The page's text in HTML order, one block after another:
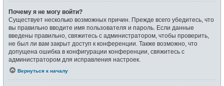
Почему я не могу войти?
Существует несколько возможных причин. Прежде всего убедитесь, что
вы правильно вводите имя пользователя и пароль. Если данные
введены правильно, свяжитесь с администратором, чтобы проверить,
не был ли вам закрыт доступ к конференции. Также возможно, что
допущена ошибка в конфигурации конференции, свяжитесь с
администратором для исправления настроек.
Вернуться к началу